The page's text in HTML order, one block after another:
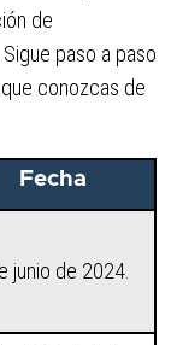
de
paso a paso
conozcas de
Fecha
junio de 2024.